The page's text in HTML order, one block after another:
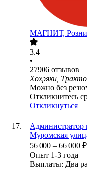
МАГНИТ,
3.4
•
27906 отзывов
Хохряки,
Можно без
Откликнитесь
Откликнуться
Администратор
Муромская
56 000 – 66 000 ₽
Опыт 1-3 года
Выплаты: Два